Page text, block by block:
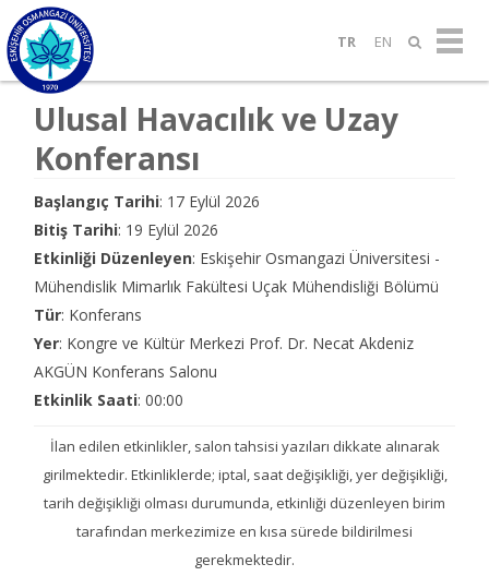
TR EN
Ulusal Havacılık ve Uzay
Konferansı
Başlangıç Tarihi: 17 Eylül 2026
Bitiş Tarihi: 19 Eylül 2026
Etkinliği Düzenleyen: Eskişehir Osmangazi Üniversitesi -
Mühendislik Mimarlık Fakültesi Uçak Mühendisliği Bölümü
Tür: Konferans
Yer: Kongre ve Kültür Merkezi Prof. Dr. Necat Akdeniz
AKGÜN Konferans Salonu
Etkinlik Saati: 00:00
İlan edilen etkinlikler, salon tahsisi yazıları dikkate alınarak
girilmektedir. Etkinliklerde; iptal, saat değişikliği, yer değişikliği,
tarih değişikliği olması durumunda, etkinliği düzenleyen birim
tarafından merkezimize en kısa sürede bildirilmesi
gerekmektedir.